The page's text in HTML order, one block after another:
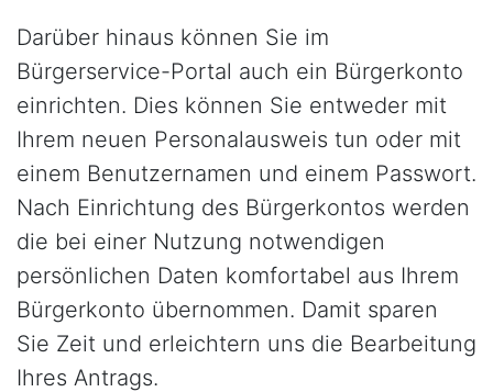
Darüber hinaus können Sie im
Bürgerservice-Portal auch ein Bürgerkonto
einrichten. Dies können Sie entweder mit
Ihrem neuen Personalausweis tun oder mit
einem Benutzernamen und einem Passwort.
Nach Einrichtung des Bürgerkontos werden
die bei einer Nutzung notwendigen
persönlichen Daten komfortabel aus Ihrem
Bürgerkonto übernommen. Damit sparen
Sie Zeit und erleichtern uns die Bearbeitung
Ihres Antrags.